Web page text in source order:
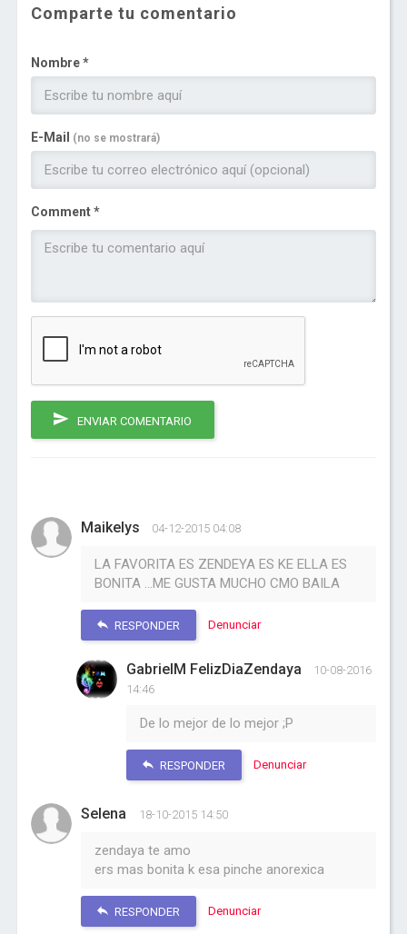
Comparte tu comentario
Nombre *
E-Mail (no se mostrará)
Comment *
ENVIAR COMENTARIO
Maikelys 04-12-2015 04:08
LA FAVORITA ES ZENDEYA ES KE ELLA ES
BONITA ...ME GUSTA MUCHO CMO BAILA
RESPONDER Denunciar
GabrielM FelizDiaZendaya
10-08-2016
14:46
De lo mejor de lo mejor ;P
RESPONDER Denunciar
Selena 18-10-2015 14:50
zendaya te amo
ers mas bonita k esa pinche anorexica
RESPONDER Denunciar